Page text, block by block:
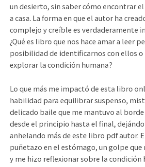
un desierto, sin saber cómo encontrar
a casa. La forma en que el autor ha
complejo y creíble es verdaderamente
¿Qué es libro que nos hace amar a leer
posibilidad de identificarnos con ellos
explorar la condición humana?
Lo que más me impactó de esta libro
habilidad para equilibrar suspenso,
delicado baile que me mantuvo al
desde el principio hasta el final,
anhelando más de este libro pdf autor.
puñetazo en el estómago, un golpe
y me hizo reflexionar sobre la condición